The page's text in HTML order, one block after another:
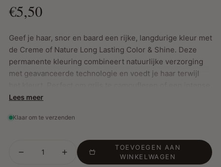
€5,50
Geef je haar, snor en baard een rijke, langdurige kleur met
de Creme of Nature Long Lasting Color & Shine. Deze
permanente kleuring combineert natuurlijke verzorging
met geavanceerde technologie en voedt je haar terwijl
kleur toe te voegen, met een gezonde glans als resultaat.
Permanente kleuring voor haar, snor en baard
Rijke, intense kleur die niet vervaagt tot het haar groeit
Lees meer
Klaar om te verzenden
TOEVOEGEN AAN
WINKELWAGEN